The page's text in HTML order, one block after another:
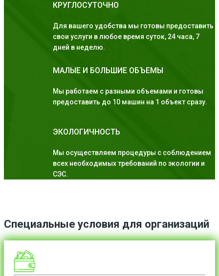
КРУГЛОСУТОЧНО
Для вашего удобства мы готовы предоставить
свои услуги в любое время суток, 24 часа, 7
дней в неделю.
МАЛЫЕ И БОЛЬШИЕ ОБЪЕМЫ
Мы работаем с разными объемами и готовы
предоставить до 10 машин на 1 объект сразу.
ЭКОЛОГИЧНОСТЬ
Мы осуществляем процедуры с соблюдением
всех необходимых требований по экологии и
СЭС.
Специальные условия для организаций